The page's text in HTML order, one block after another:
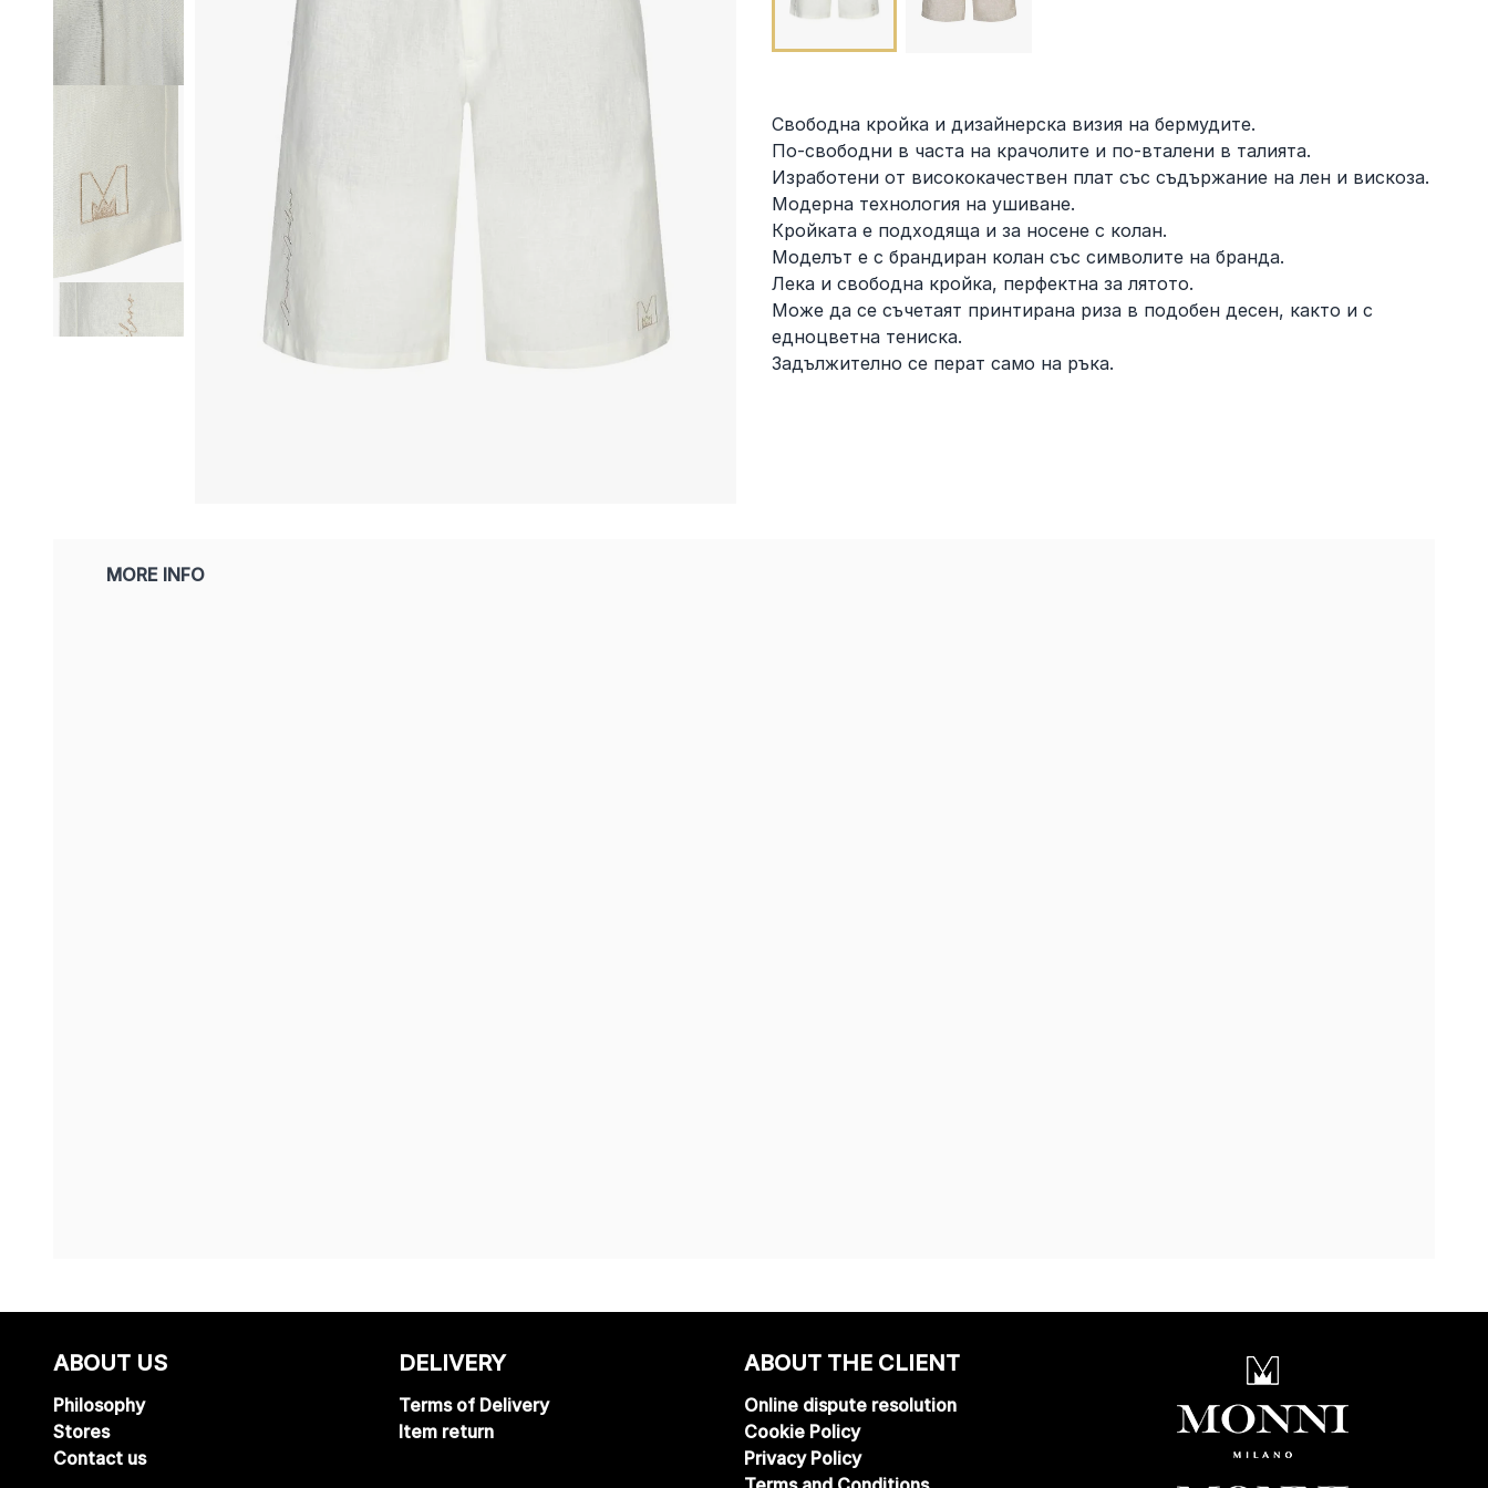
Свободна кройка и дизайнерска визия на бермудите.
По-свободни в часта на крачолите и по-вталени в талията.
Изработени от висококачествен плат със съдържание на лен и вискоза.
Модерна технология на ушиване.
Кройката е подходяща и за носене с колан.
Моделът е с брандиран колан със символите на бранда.
Лека и свободна кройка, перфектна за лятото.
Може да се съчетаят принтирана риза в подобен десен, както и с
едноцветна тениска.
Задължително се перат само на ръка.
MORE INFO
ABOUT US
Philosophy
Stores
Contact us
DELIVERY
Terms of Delivery
Item return
ABOUT THE CLIENT
Online dispute resolution
Cookie Policy
Privacy Policy